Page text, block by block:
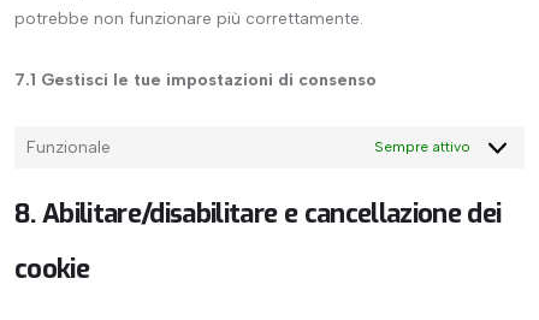
potrebbe non funzionare più correttamente.
7.1 Gestisci le tue impostazioni di consenso
Funzionale Sempre attivo
8. Abilitare/disabilitare e cancellazione dei
cookie